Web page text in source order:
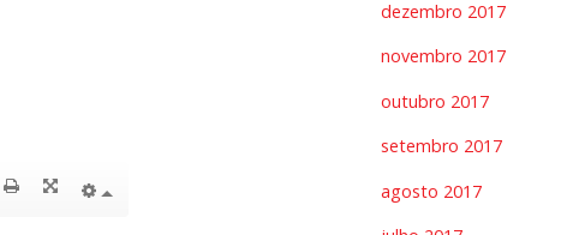
dezembro 2017
novembro 2017
outubro 2017
setembro 2017
agosto 2017